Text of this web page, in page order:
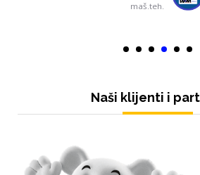
maš.teh.
Naši klijenti i